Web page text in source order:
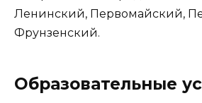
Ленинский, Первомайский,
Фрунзенский.
Образовательные